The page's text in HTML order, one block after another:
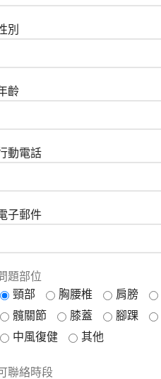
別
齡
動電話
子郵件
題部位
頸部
胸腰椎 肩膀
髖關節
膝蓋 腳踝
中風復健
其他
聯絡時段